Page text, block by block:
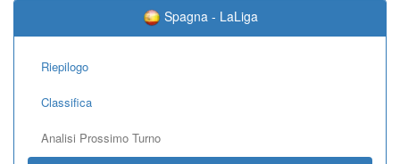
Spagna - LaLiga
Riepilogo
Classifica
Analisi Prossimo Turno